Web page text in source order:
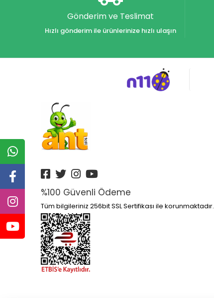
Alpino Çocuk Yayınları
Altın
Altınyıldız
Anatolia Kitap Yayınları
Anatolian
Anonim Yayınları
Ant
Antik Yayınları
Antrenmanlarla Yayınları
Aperatifyayınları
Aprıl Yayınları
Apron Yayınları
Gönderim ve Teslimat
Hızlı gönderim ile ürünlerinize hızlı ulaşın
%100 Güvenli Ödeme
Tüm bilgileriniz 256bit SSL Sertifikası ile korunmaktadır.